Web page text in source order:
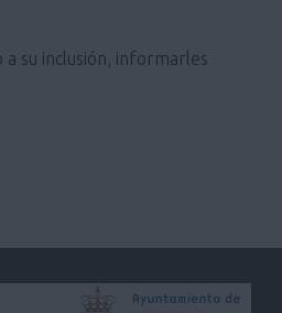
su inclusión, informarles